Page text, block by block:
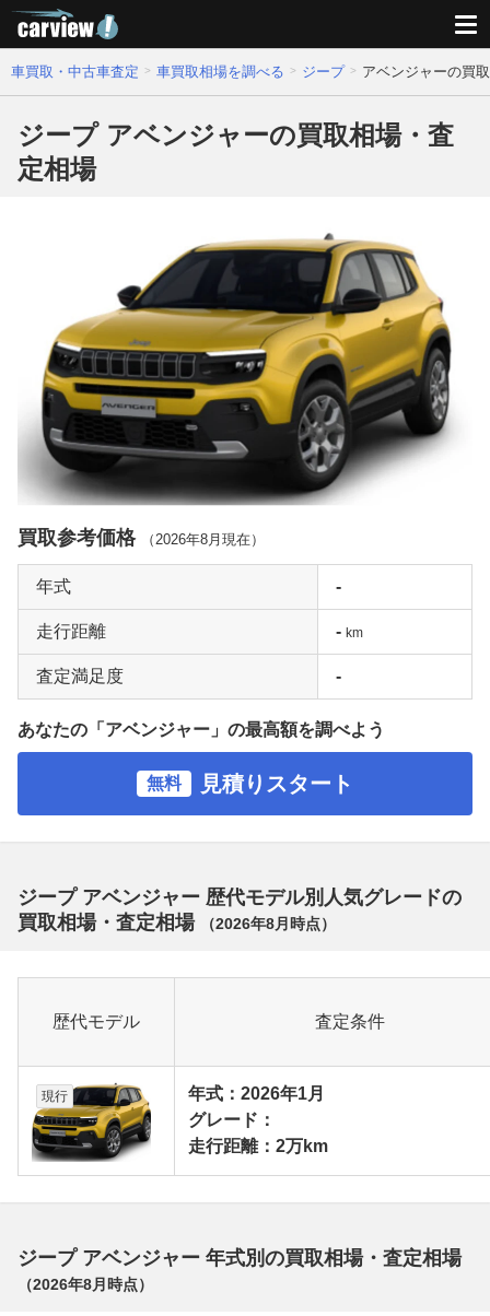
車買取・中古車査定 車買取相場を調べる ジープ アベンジャーの買
ジープ アベンジャーの買取相場・査
定相場
買取参考価格 （ 2026年8月 現在）
年式 -
走行距離 - km
査定満足度 -
あなたの「アベンジャー」の最高額を調べよう
無料 見積りスタート
ジープ アベンジャー 歴代モデル別人気グレードの
買取相場・査定相場
（2026年8月 時点）
歴代モデル 査定条件
現行
年式：2026年1月
グレード：
走行距離：2万km
ジープ アベンジャー 年式別の買取相場・査定相場
（2026年8月 時点）